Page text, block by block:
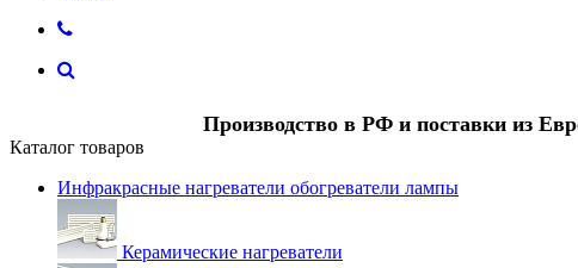
Производство в РФ и поставки из
Каталог товаров
Инфракрасные нагреватели обогреватели лампы
Керамические нагреватели